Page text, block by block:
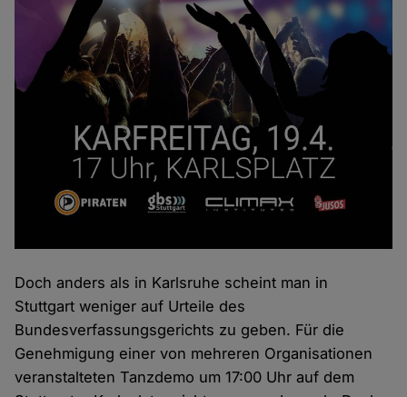
Doch anders als in Karlsruhe scheint man in
Stuttgart weniger auf Urteile des
Bundesverfassungsgerichts zu geben. Für die
Genehmigung einer von mehreren Organisationen
veranstalteten Tanzdemo um 17:00 Uhr auf dem